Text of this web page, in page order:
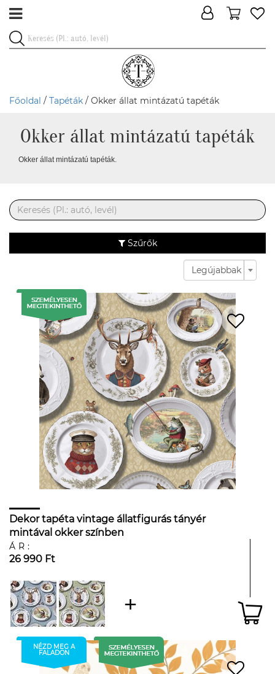
Főoldal / Tapéták / Okker állat mintázatú tapéták
Okker állat mintázatú tapéták
Okker állat mintázatú tapéták.
Szűrők
Legújabbak
Dekor tapéta vintage állatfigurás tányér
mintával okker színben
ÁR:
26 990 Ft
NÉZD MEG A
FALADON